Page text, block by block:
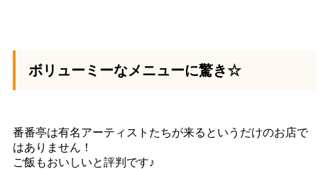
ボリューミーなメニューに驚き☆
番番亭は有名アーティストたちが来るというだけのお店で
はありません！
ご飯もおいしいと評判です♪